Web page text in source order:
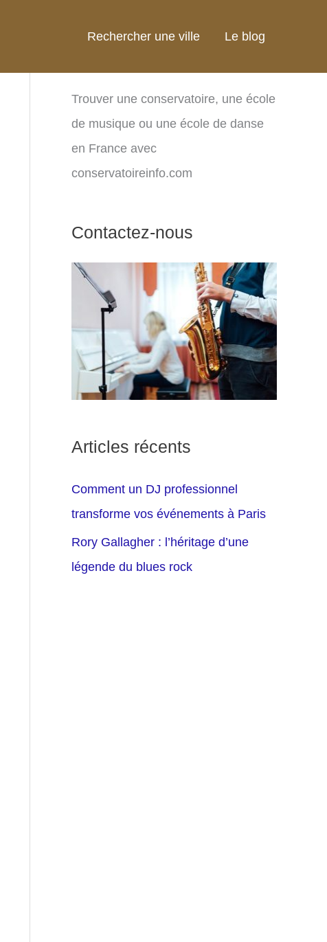
Rechercher une ville Le blog
Trouver une conservatoire, une école
de musique ou une école de danse
en France avec
conservatoireinfo.com
Contactez-nous
Articles récents
Comment un DJ professionnel
transforme vos événements à Paris
Rory Gallagher : l’héritage d’une
légende du blues rock